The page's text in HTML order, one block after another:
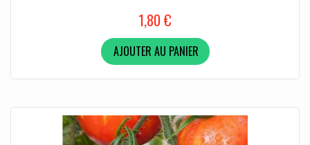
1,80 €
AJOUTER AU PANIER